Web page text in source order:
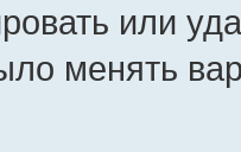
или
менять